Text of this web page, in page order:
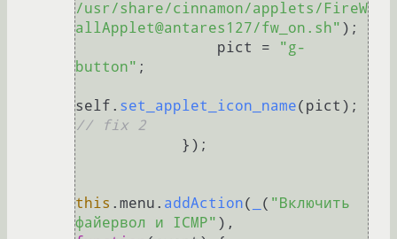
/usr/share/cinnamon/applets/FireW
allApplet@antares127/fw_on.sh" );
                pict =
"g-
button" ;
self. set_applet_icon_name
// fix 2
this . menu . addAction( ( "Включить
файервол и ICMP"